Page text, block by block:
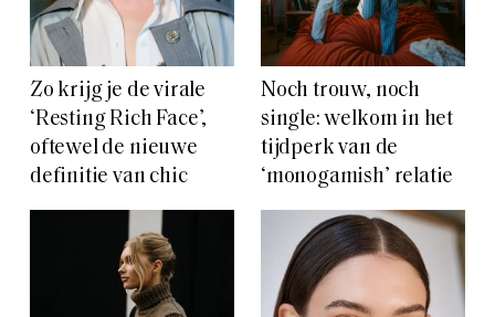
Zo krijg je de virale
‘Resting Rich Face’,
oftewel de nieuwe
definitie van chic
Noch trouw, noch
single: welkom in het
tijdperk van de
‘monogamish’ relatie